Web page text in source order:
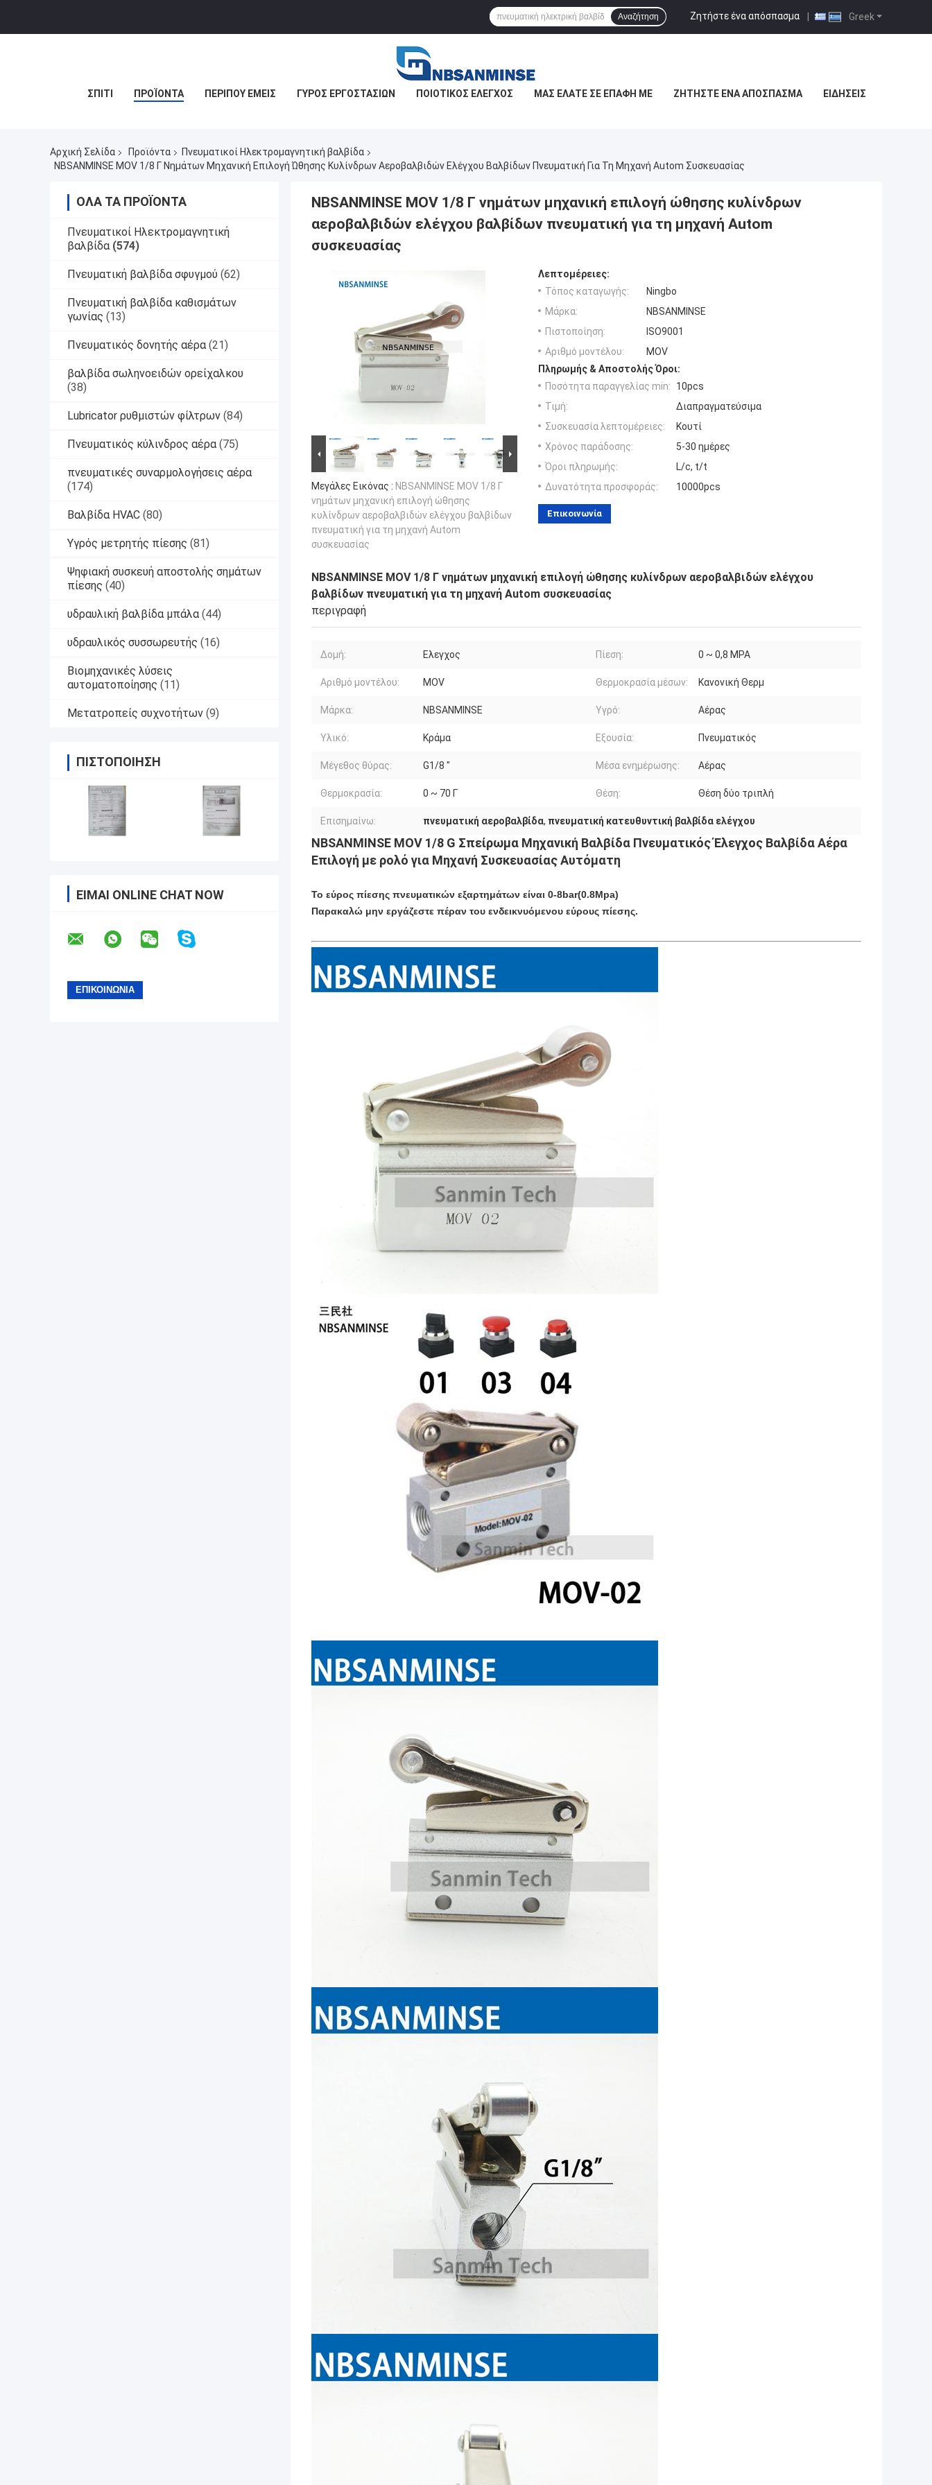
Greek
Ζητήστε ένα απόσπασμα |
Αναζήτηση
ΣΠΊΤΙ ΠΡΟΪΌΝΤΑ ΠΕΡΊΠΟΥ ΕΜΕΊΣ ΓΎΡΟΣ ΕΡΓΟΣΤΑΣΊΩΝ ΠΟΙΟΤΙΚΌΣ ΈΛΕΓΧΟΣ ΜΑΣ ΕΛΆΤΕ ΣΕ ΕΠΑΦΉ ΜΕ ΖΗΤΉΣΤΕ ΈΝΑ ΑΠΌΣΠΑΣΜΑ ΕΙΔΉΣΕΙΣ
Αρχική Σελίδα Προϊόντα
Πνευματικοί Ηλεκτρομαγνητική βαλβίδα
NBSANMINSE MOV 1/8 Γ Νημάτων Μηχανική Επιλογή Ώθησης Κυλίνδρων Αεροβαλβιδών Ελέγχου Βαλβίδων Πνευματική Για Τη Μηχανή Autom Συσκευασίας
ΌΛΑ ΤΑ ΠΡΟΪΌΝΤΑ
Πνευματικοί Ηλεκτρομαγνητική
βαλβίδα (574)
Πνευματική βαλβίδα σφυγμού (62)
Πνευματική βαλβίδα καθισμάτων
γωνίας (13)
Πνευματικός δονητής αέρα (21)
βαλβίδα σωληνοειδών ορείχαλκου
(38)
Lubricator ρυθμιστών φίλτρων (84)
Πνευματικός κύλινδρος αέρα (75)
πνευματικές συναρμολογήσεις αέρα
(174)
Βαλβίδα HVAC (80)
Υγρός μετρητής πίεσης (81)
Ψηφιακή συσκευή αποστολής σημάτων
πίεσης (40)
υδραυλική βαλβίδα μπάλα (44)
υδραυλικός συσσωρευτής (16)
Βιομηχανικές λύσεις
αυτοματοποίησης (11)
Μετατροπείς συχνοτήτων (9)
ΠΙΣΤΟΠΟΊΗΣΗ
ΕΊΜΑΙ ONLINE CHAT NOW
NBSANMINSE MOV 1/8 Γ νημάτων μηχανική επιλογή ώθησης κυλίνδρων
αεροβαλβιδών ελέγχου βαλβίδων πνευματική για τη μηχανή Autom
συσκευασίας
Μεγάλες Εικόνας : NBSANMINSE MOV 1/8 Γ
νημάτων μηχανική επιλογή ώθησης
κυλίνδρων αεροβαλβιδών ελέγχου βαλβίδων
πνευματική για τη μηχανή Autom
συσκευασίας
Λεπτομέρειες:
Τόπος καταγωγής:
Ningbo
Μάρκα:
NBSANMINSE
Πιστοποίηση:
ISO9001
Αριθμό μοντέλου:
MOV
Πληρωμής & Αποστολής Όροι:
Ποσότητα παραγγελίας min:
10pcs
Τιμή:
Διαπραγματεύσιμα
Συσκευασία λεπτομέρειες:
Κουτί
Χρόνος παράδοσης:
5-30 ημέρες
Όροι πληρωμής:
L/c, t/t
Δυνατότητα προσφοράς:
10000pcs
Επικοινωνία
NBSANMINSE MOV 1/8 Γ νημάτων μηχανική επιλογή ώθησης κυλίνδρων αεροβαλβιδών ελέγχου
βαλβίδων πνευματική για τη μηχανή Autom συσκευασίας
περιγραφή
Δομή: Ελεγχος Πίεση: 0 ~ 0,8 MPA
Αριθμό μοντέλου: MOV Θερμοκρασία μέσων: Κανονική Θερμ
Μάρκα: NBSANMINSE Υγρό: Αέρας
Υλικό: Κράμα Εξουσία: Πνευματικός
Μέγεθος θύρας: G1/8 " Μέσα ενημέρωσης: Αέρας
Θερμοκρασία: 0 ~ 70 Γ Θέση: Θέση δύο τριπλή
Επισημαίνω: πνευματική αεροβαλβίδα, πνευματική κατευθυντική βαλβίδα ελέγχου
NBSANMINSE MOV 1/8 G Σπείρωμα Μηχανική Βαλβίδα Πνευματικός Έλεγχος Βαλβίδα Αέρα
Επιλογή με ρολό για Μηχανή Συσκευασίας Αυτόματη
Το εύρος πίεσης πνευματικών εξαρτημάτων είναι 0-8bar(0.8Mpa)
Παρακαλώ μην εργάζεστε πέραν του ενδεικνυόμενου εύρους πίεσης.